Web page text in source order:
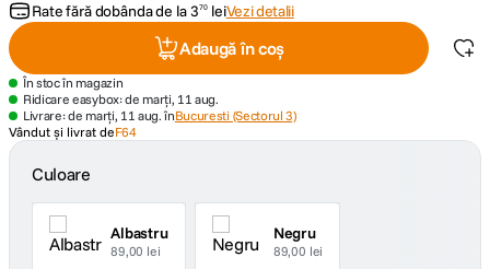
card memorie
8. dji mic mini
9. dji osmo
10 insta 360
Rate fără dobânda de la370 leiVezi detalii
Adaugă în coș
În stoc în magazin
Ridicare easybox: de marți, 11 aug.
Livrare: de marți, 11 aug. înBucuresti (Sectorul 3)
Vândut și livrat deF64
Culoare
Albastru
89,00 lei
Negru
89,00 lei